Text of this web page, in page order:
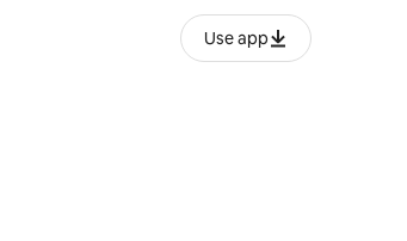
Use app